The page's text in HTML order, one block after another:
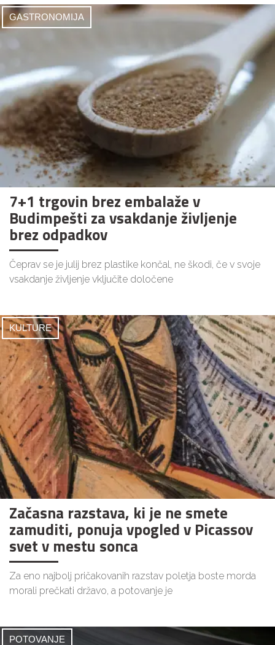
GASTRONOMIJA
7+1 trgovin brez embalaže v
Budimpešti za vsakdanje življenje
brez odpadkov
Čeprav se je julij brez plastike končal, ne škodi, če v svoje
vsakdanje življenje vključite določene
KULTURE
Začasna razstava, ki je ne smete
zamuditi, ponuja vpogled v Picassov
svet v mestu sonca
Za eno najbolj pričakovanih razstav poletja boste morda
morali prečkati državo, a potovanje je
POTOVANJE